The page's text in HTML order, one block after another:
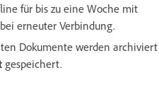
für bis zu eine Woche mit
erneuter Verbindung.
Dokumente werden archiviert
gespeichert.